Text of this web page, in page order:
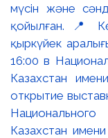
мүсін және
қойылған. 📍
қыркүйек
16:00 в
Казахстан
открытие
Казахстан